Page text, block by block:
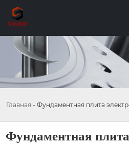
Главная - Фундаментная плита
Фундаментная плита